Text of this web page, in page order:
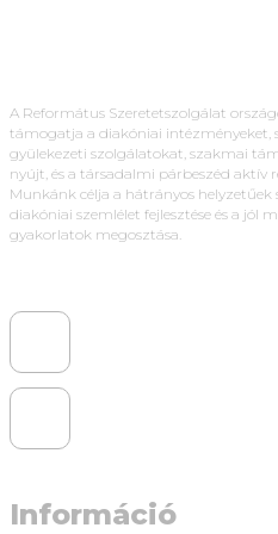
A Református Szeretetszolgálat
támogatja a diakóniai intézményeket,
gyülekezeti szolgálatokat, szakmai
nyújt, és a társadalmi párbeszéd aktív
Munkánk célja a hátrányos helyzetűek
diakóniai szemlélet fejlesztése és a jól
gyakorlatok megosztása.
Információ